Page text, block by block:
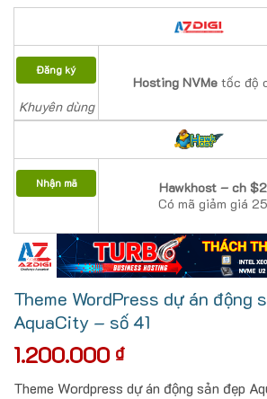
Đăng ký
Khuyên dùng
Hosting NVMe tốc độ
Nhận mã
Hawkhost – ch
Có mã giảm giá
Theme WordPress dự án động
AquaCity – số 41
1.200.000 ₫
Theme Wordpress dự án động sản đẹp